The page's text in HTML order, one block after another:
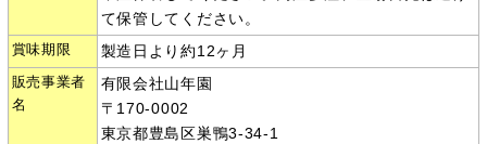
て保管してください。
賞味期限 製造日より約12ヶ月
販売事業者
名
有限会社山年園
〒170-0002
東京都豊島区巣鴨3-34-1